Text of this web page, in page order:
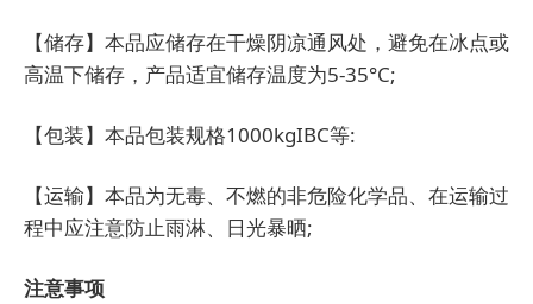
【储存】本品应储存在干燥阴凉通风处，避免在冰点或
高温下储存，产品适宜储存温度为5-35°C;
【包装】本品包装规格1000kgIBC等:
【运输】本品为无毒、不燃的非危险化学品、在运输过
程中应注意防止雨淋、日光暴晒;
注意事项